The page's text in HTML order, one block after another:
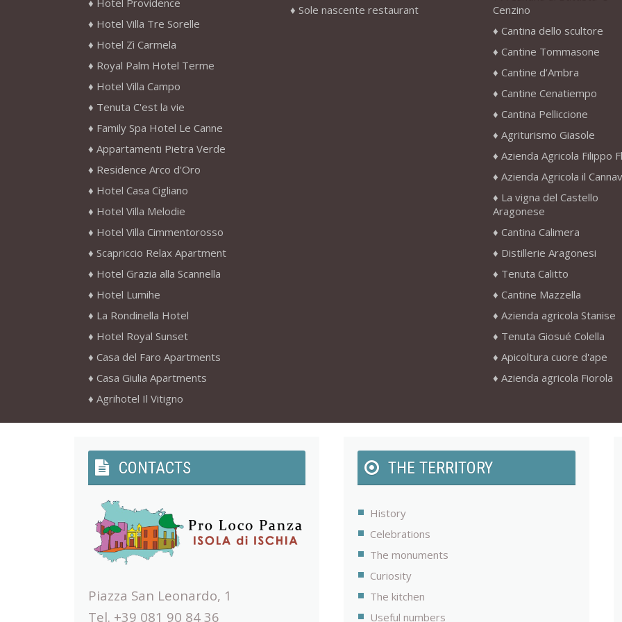
Hotel Villa Tre Sorelle
Hotel Zì Carmela
Royal Palm Hotel Terme
Hotel Villa Campo
Tenuta C'est la vie
Family Spa Hotel Le Canne
Appartamenti Pietra Verde
Residence Arco d'Oro
Hotel Casa Cigliano
Hotel Villa Melodie
Hotel Villa Cimmentorosso
Scapriccio Relax Apartment
Hotel Grazia alla Scannella
Hotel Lumihe
La Rondinella Hotel
Hotel Royal Sunset
Casa del Faro Apartments
Casa Giulia Apartments
Agrihotel Il Vitigno
Sole nascente restaurant
Cenzino
Cantina dello scultore
Cantine Tommasone
Cantine d’Ambra
Cantine Cenatiempo
Cantina Pelliccione
Agriturismo Giasole
Azienda Agricola Filippo
Azienda Agricola il
La vigna del Castello
Aragonese
Cantina Calimera
Distillerie Aragonesi
Tenuta Calitto
Cantine Mazzella
Azienda agricola Stanise
Tenuta Giosué Colella
Apicoltura cuore d'ape
Azienda agricola Fiorola
CONTACTS
Piazza San Leonardo, 1
Tel. +39 081 90 84 36
THE TERRITORY
History
Celebrations
The monuments
Curiosity
The kitchen
Useful numbers